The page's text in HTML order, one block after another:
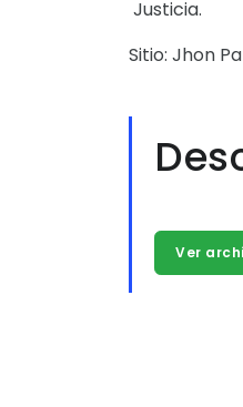
Justicia.
Sitio: Jhon
Ver